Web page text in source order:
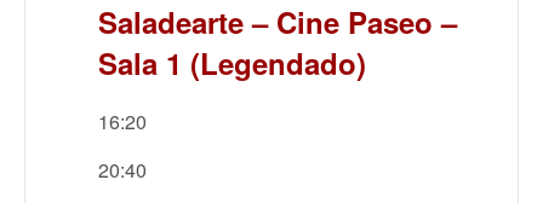
Saladearte – Cine Paseo –
Sala 1 (Legendado)
16:20
20:40